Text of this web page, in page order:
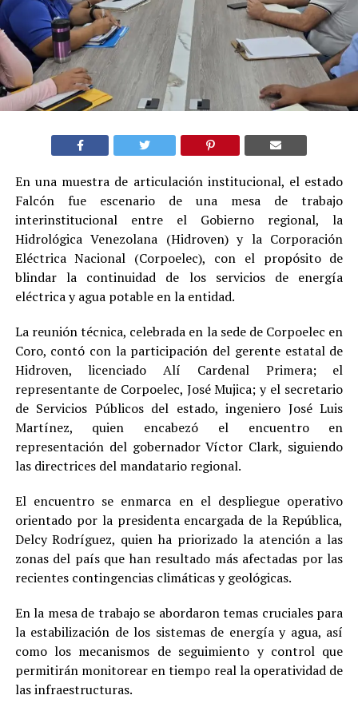
En una muestra de articulación institucional, el estado
Falcón fue escenario de una mesa de trabajo
interinstitucional entre el Gobierno regional, la
Hidrológica Venezolana (Hidroven) y la Corporación
Eléctrica Nacional (Corpoelec), con el propósito de
blindar la continuidad de los servicios de energía
eléctrica y agua potable en la entidad.
La reunión técnica, celebrada en la sede de Corpoelec en
Coro, contó con la participación del gerente estatal de
Hidroven, licenciado Alí Cardenal Primera; el
representante de Corpoelec, José Mujica; y el secretario
de Servicios Públicos del estado, ingeniero José Luis
Martínez, quien encabezó el encuentro en
representación del gobernador Víctor Clark, siguiendo
las directrices del mandatario regional.
El encuentro se enmarca en el despliegue operativo
orientado por la presidenta encargada de la República,
Delcy Rodríguez, quien ha priorizado la atención a las
zonas del país que han resultado más afectadas por las
recientes contingencias climáticas y geológicas.
En la mesa de trabajo se abordaron temas cruciales para
la estabilización de los sistemas de energía y agua, así
como los mecanismos de seguimiento y control que
permitirán monitorear en tiempo real la operatividad de
las infraestructuras.